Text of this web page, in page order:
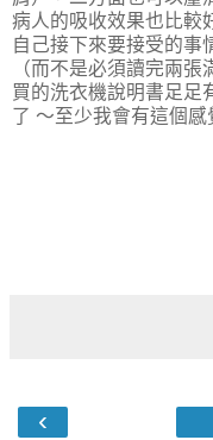
病人的吸收效果也比較
自己接下來要接受的事
（而不是必須讀完兩
買的洗衣機說明書足足
了 ～至少我會有這個
‹